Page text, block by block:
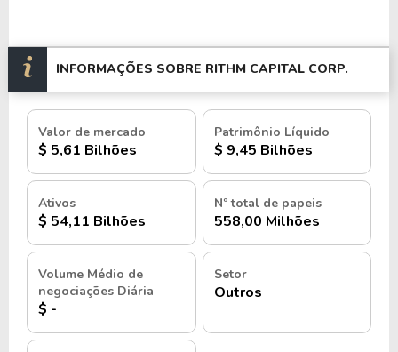
INFORMAÇÕES SOBRE RITHM CAPITAL CORP.
Valor de mercado
$ 5,61 Bilhões
Patrimônio Líquido
$ 9,45 Bilhões
Ativos
$ 54,11 Bilhões
Nº total de papeis
558,00 Milhões
Volume Médio de
negociações Diária
$ -
Setor
Outros